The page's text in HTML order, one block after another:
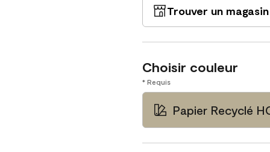
Trouver un magasin
Choisir couleur
* Requis
Papier Recyclé